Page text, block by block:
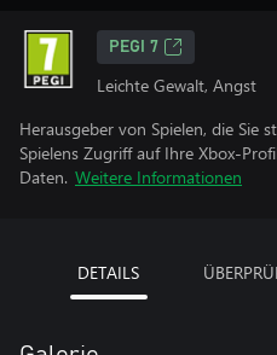
PEGI 7
Leichte Gewalt, Angst
Herausgeber von Spielen, die Sie
Spielens Zugriff auf Ihre Xbox-
Daten. Weitere Informationen
DETAILS